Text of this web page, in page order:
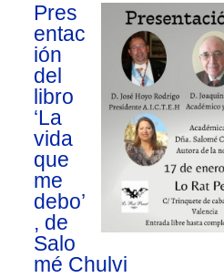
Pres
entac
ión
del
libro
‘La
vida
que
me
debo’
, de
Salo
mé Chulvi